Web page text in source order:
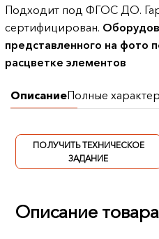
Подходит под ФГОС ДО.
сертифицирован.
представленного на фото
расцветке элементов
ОписаниеПолные
ПОЛУЧИТЬ ТЕХНИЧЕСКОЕ
ЗАДАНИЕ
Описание